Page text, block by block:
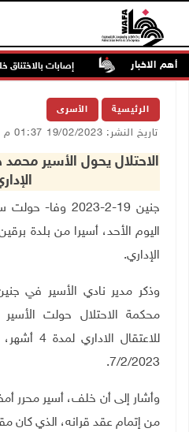
أهم الاخبار
بالخطر إصابات بالاختناق
الرئيسية الأسرى
تاريخ النشر: 19/02/2023 01:37 م
الاحتلال يحول الأسير
جنين 19-2-2023
اليوم الأحد، أسيرا من بلدة
الإداري.
وذكر مدير نادي الأسير في
محكمة الاحتلال حولت
للاعتقال
7/2/2023.
من إتمام عقد قرانه، الذي كان مقررا